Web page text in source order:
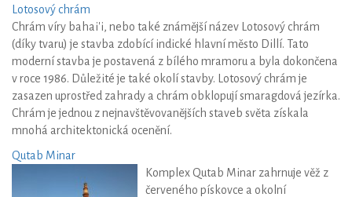
Lotosový chrám
Chrám víry bahai'i, nebo také známější název Lotosový chrám
(díky tvaru) je stavba zdobící indické hlavní město Dillí. Tato
moderní stavba je postavená z bílého mramoru a byla dokončena
v roce 1986. Důležité je také okolí stavby. Lotosový chrám je
zasazen uprostřed zahrady a chrám obklopují smaragdová jezírka.
Chrám je jednou z nejnavštěvovanějších staveb světa získala
mnohá architektonická ocenění.
Qutab Minar
Komplex Qutab Minar zahrnuje věž z
červeného pískovce a okolní